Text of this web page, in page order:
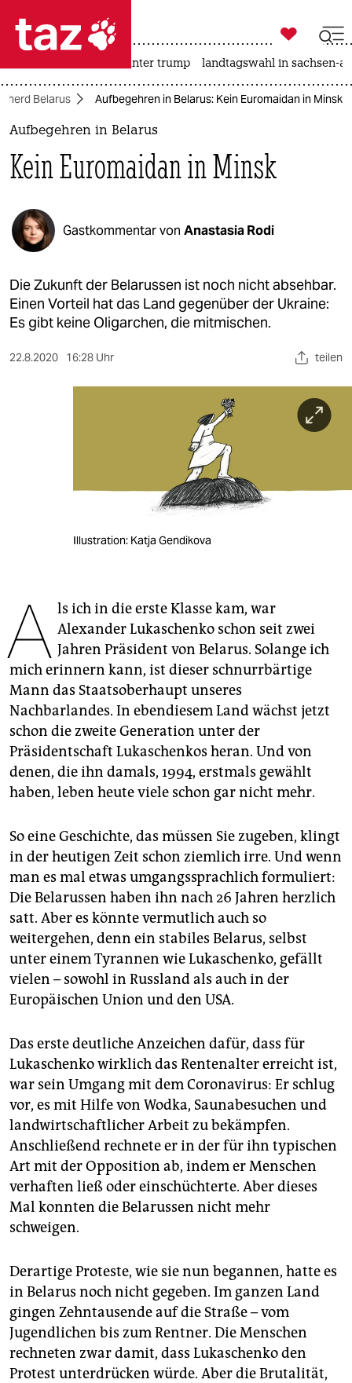
 taz zahl ich
taz zahl ich
themen
politik
öko
gesellschaft
kultur
sport
berlin
unterstützen
abo
genossenschaft
epaper login

taz zahl ich
usa unter trump landtagswahl in sachsen-
Belarus Aufbegehren in Belarus: Kein Euromaidan in Minsk
Aufbegehren in Belarus
Kein Euromaidan in Minsk
Gastkommentar von Anastasia Rodi
Die Zukunft der Belarussen ist noch nicht absehbar.
Einen Vorteil hat das Land gegenüber der Ukraine:
Es gibt keine Oligarchen, die mitmischen.
22.8.2020 16:28 Uhr teilen
Illustration: Katja Gendikova
A ls ich in die erste Klasse kam, war
Alexander Lukaschenko schon seit zwei
Jahren Präsident von Belarus. Solange ich
mich erinnern kann, ist dieser schnurrbärtige
Mann das Staatsoberhaupt unseres
Nachbarlandes. In ebendiesem Land wächst jetzt
schon die zweite Generation unter der
Präsidentschaft Lukaschenkos heran. Und von
denen, die ihn damals, 1994, erstmals gewählt
haben, leben heute viele schon gar nicht mehr.
So eine Geschichte, das müssen Sie zugeben, klingt
in der heutigen Zeit schon ziemlich irre. Und wenn
man es mal etwas umgangssprachlich formuliert:
Die Belarussen haben ihn nach 26 Jahren herzlich
satt. Aber es könnte vermutlich auch so
weitergehen, denn ein stabiles Belarus, selbst
unter einem Tyrannen wie Lukaschenko, gefällt
vielen – sowohl in Russland als auch in der
Europäischen Union und den USA.
Das erste deutliche Anzeichen dafür, dass für
Lukaschenko wirklich das Rentenalter erreicht ist,
war sein Umgang mit dem Coronavirus: Er schlug
vor, es mit Hilfe von Wodka, Saunabesuchen und
landwirtschaftlicher Arbeit zu bekämpfen.
Anschließend rechnete er in der für ihn typischen
Art mit der Opposition ab, indem er Menschen
verhaften ließ oder einschüchterte. Aber dieses
Mal konnten die Belarussen nicht mehr
schweigen.
Derartige Proteste, wie sie nun begannen, hatte es
in Belarus noch nicht gegeben. Im ganzen Land
gingen Zehntausende auf die Straße – vom
Jugendlichen bis zum Rentner. Die Menschen
rechneten zwar damit, dass Lukaschenko den
Protest unterdrücken würde. Aber die Brutalität,